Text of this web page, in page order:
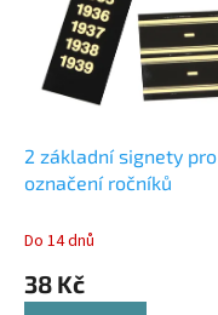
2 základní signety pro
označení ročníků
Do 14 dnů
38 Kč